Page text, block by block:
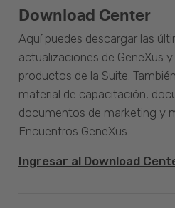
Download Center
Aquí puedes descargar las
actualizaciones de GeneXus
productos de la Suite.
material de capacitación,
documentos de marketing y
Encuentros GeneXus.
Ingresar al Download